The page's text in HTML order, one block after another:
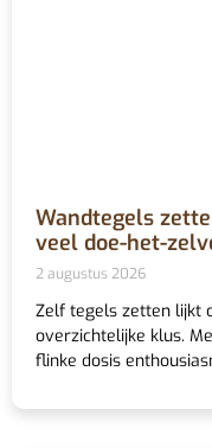
Wandtegels
veel doe-het-
2 augustus 2026
Zelf tegels zetten lijkt
overzichtelijke klus.
flinke dosis